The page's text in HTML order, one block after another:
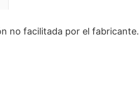
no facilitada por el fabricante.